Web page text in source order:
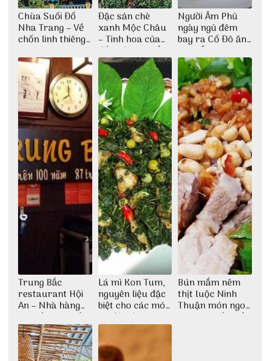
Chùa Suối Đổ
Nha Trang – Về
chốn linh thiêng
thiền định
Đặc sản chè
xanh Mộc Châu
– Tinh hoa của
đất trời Tây Bắc
Người Âm Phủ
ngày ngủ đêm
bay ra Cố Đô ăn
Cơm Âm Phủ
Huế
Trung Bắc
restaurant Hội
An – Nhà hàng
cao lầu có thiết
kế vô cùng ấn
tượng giữa lòng
phố Hội
Lá mì Kon Tum,
nguyên liệu đặc
biệt cho các món
ăn độc đáo
Bún mắm nêm
thịt luộc Ninh
Thuận món ngon
dân dã miền biển